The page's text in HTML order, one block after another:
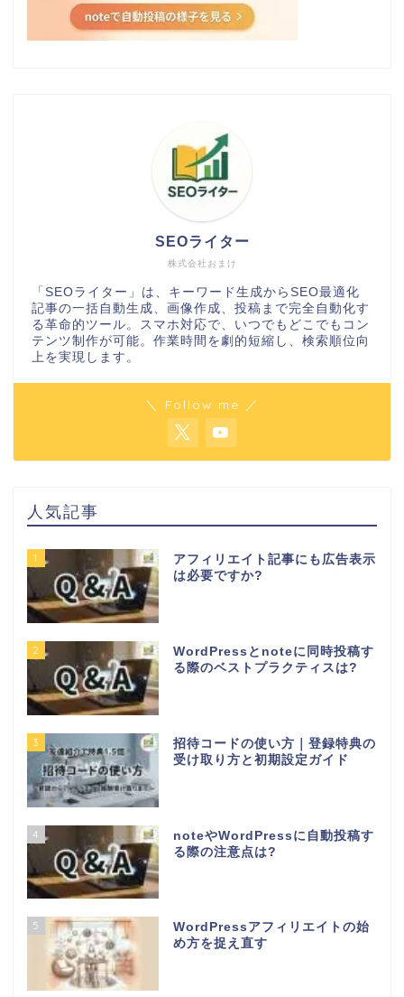
株式会社おまけ
SEOライター
「SEOライター」は、キーワード生成からSEO最適化
記事の一括自動生成、画像作成、投稿まで完全自動化す
る革命的ツール。スマホ対応で、いつでもどこでもコン
テンツ制作が可能。作業時間を劇的短縮し、検索順位向
上を実現します。
＼ Follow me ／
人気記事
1
アフィリエイト記事にも広告表示
は必要ですか?
2
WordPressとnoteに同時投稿す
る際のベストプラクティスは?
3
招待コードの使い方｜登録特典の
受け取り方と初期設定ガイド
4
noteやWordPressに自動投稿す
る際の注意点は?
5
WordPressアフィリエイトの始
め方を捉え直す